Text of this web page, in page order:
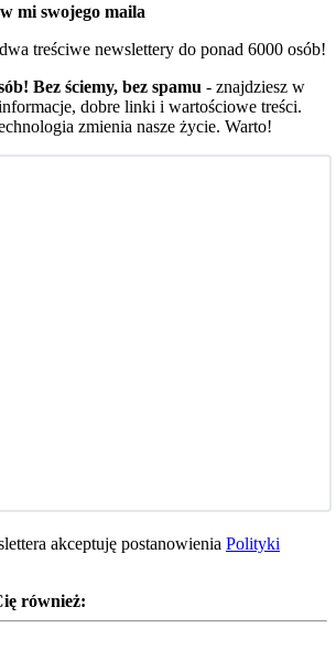
mi swojego maila
treściwe newslettery do ponad 6000 osób!
Bez ściemy, bez spamu - znajdziesz w
dobre linki i wartościowe treści.
zmienia nasze życie. Warto!
akceptuję postanowienia Polityki
również: